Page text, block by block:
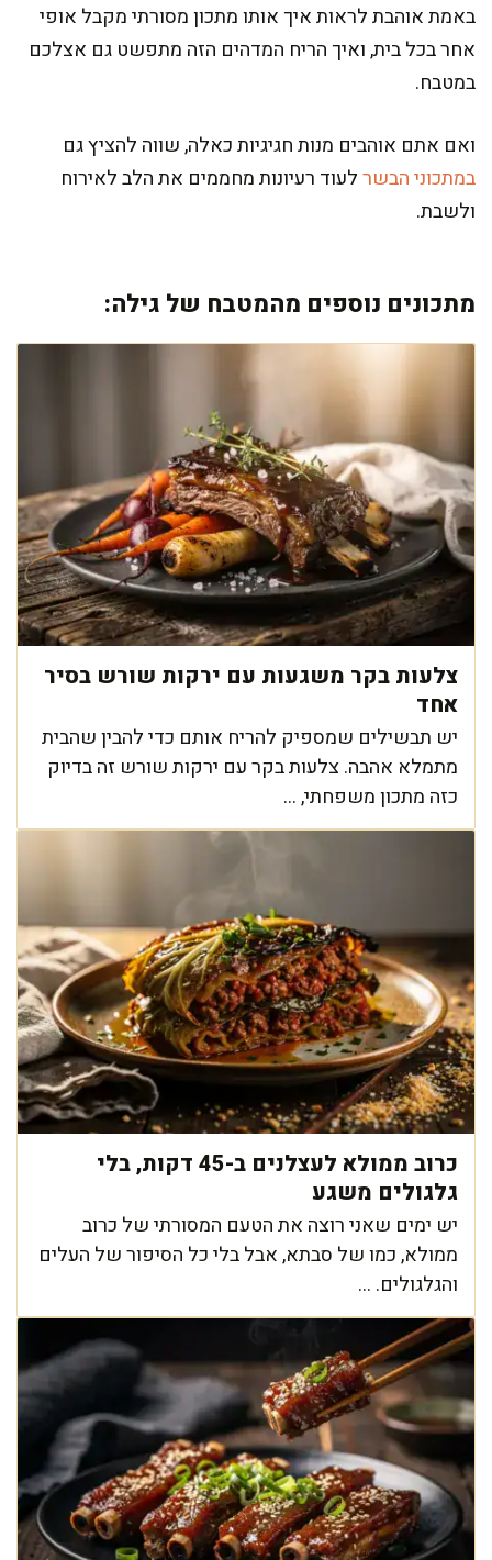
באמת אוהבת לראות איך אותו מתכון מסורתי מקבל אופי
אחר בכל בית, ואיך הריח המדהים הזה מתפשט גם אצלכם
במטבח.
ואם אתם אוהבים מנות חגיגיות כאלה, שווה להציץ גם
במתכוני הבשרלעוד רעיונות מחממים את הלב לאירוח
ולשבת.
מתכונים נוספים מהמטבח של גילה:
צלעות בקר משגעות עם ירקות שורש בסיר
אחד
יש תבשילים שמספיק להריח אותם כדי להבין שהבית
מתמלא אהבה. צלעות בקר עם ירקות שורש זה בדיוק
כזה מתכון משפחתי, ...
כרוב ממולא לעצלנים ב-45 דקות, בלי
גלגולים משגע
יש ימים שאני רוצה את הטעם המסורתי של כרוב
ממולא, כמו של סבתא, אבל בלי כל הסיפור של העלים
והגלגולים. ...